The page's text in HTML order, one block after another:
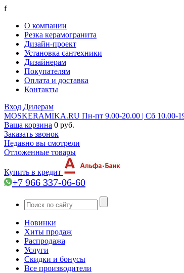
f
О компании
Резка керамогранита
Дизайн-проект
Установка сантехники
Дизайнерам
Покупателям
Оплата и доставка
Контакты
Вход Дилерам
MOSKERAMIKA.RU Пн-пт 9.00-20.00 | Сб 10.00-
Ваша корзина 0 руб.
Заказать звонок
Недавно вы смотрели
Отложенные товары
Купить в кредит
+7 966 337-06-60
Новинки
Хиты продаж
Распродажа
Услуги
Скидки и бонусы
Все производители